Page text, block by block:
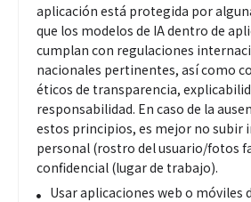
aplicación está protegida por
que los modelos de IA dentro de
cumplan con regulaciones
nacionales pertinentes, así como
éticos de transparencia,
responsabilidad. En caso de la
estos principios, es mejor no subir
personal (rostro del usuario/fotos
confidencial (lugar de trabajo).
Usar aplicaciones web o móviles